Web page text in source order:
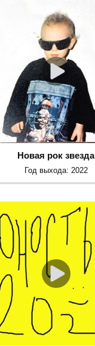
Новая рок звезда
Год выхода: 2022